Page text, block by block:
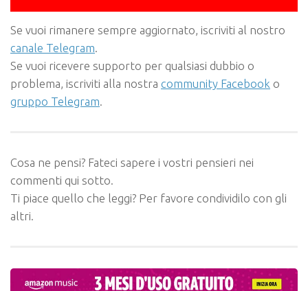
Se vuoi rimanere sempre aggiornato, iscriviti al nostro
canale Telegram.
Se vuoi ricevere supporto per qualsiasi dubbio o
problema, iscriviti alla nostra community Facebook o
gruppo Telegram.
Cosa ne pensi? Fateci sapere i vostri pensieri nei
commenti qui sotto.
Ti piace quello che leggi? Per favore condividilo con gli
altri.